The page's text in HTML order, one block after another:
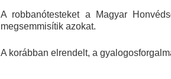
A robbanótesteket a Magyar
megsemmisítik azokat.
A korábban elrendelt, a